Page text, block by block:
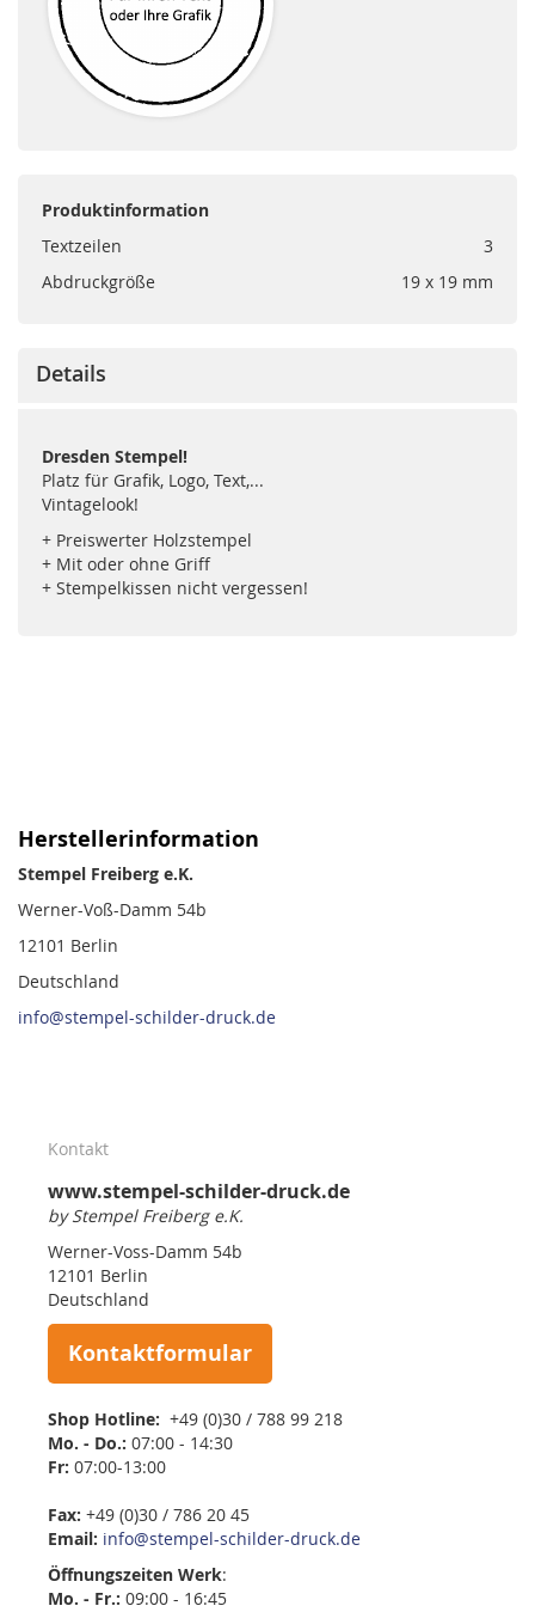
Produktinformation
Textzeilen
3
Abdruckgröße
19 x 19 mm
Details
Dresden Stempel!
Platz für Grafik, Logo, Text,...
Vintagelook!
+ Preiswerter Holzstempel
+ Mit oder ohne Griff
+ Stempelkissen nicht vergessen!
Herstellerinformation
Stempel Freiberg e.K.
Werner-Voß-Damm 54b
12101 Berlin
Deutschland
info@stempel-schilder-druck.de
Kontakt
www.stempel-schilder-druck.de
by Stempel Freiberg e.K.
Werner-Voss-Damm 54b
12101 Berlin
Deutschland
Kontaktformular
Shop Hotline: +49 (0)30 / 788 99 218
Mo. - Do.: 07:00 - 14:30
Fr: 07:00-13:00
Fax: +49 (0)30 / 786 20 45
Email: info@stempel-schilder-druck.de
Öffnungszeiten Werk:
Mo. - Fr.: 09:00 - 16:45